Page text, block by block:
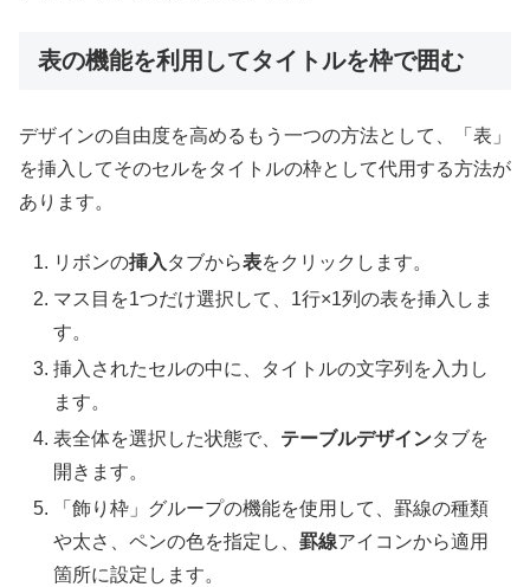
表の機能を利用してタイトルを枠で囲む
デザインの自由度を高めるもう一つの方法として、「表」
を挿入してそのセルをタイトルの枠として代用する方法が
あります。
リボンの挿入 タブから表をクリックします。
マス目を1つだけ選択して、1行×1列の表を挿入しま
す。
挿入されたセルの中に、タイトルの文字列を入力し
ます。
表全体を選択した状態で、 テーブルデザインタブを
開きます。
「飾り枠」グループの機能を使用して、罫線の種類
や太さ、ペンの色を指定し、罫線アイコンから適用
箇所に設定します。